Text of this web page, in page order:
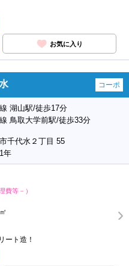
お気に入り
コーポ
湖山駅/徒歩17分
鳥取大学前駅/徒歩33分
千代水２丁目 55
年
費等－）
ート造！